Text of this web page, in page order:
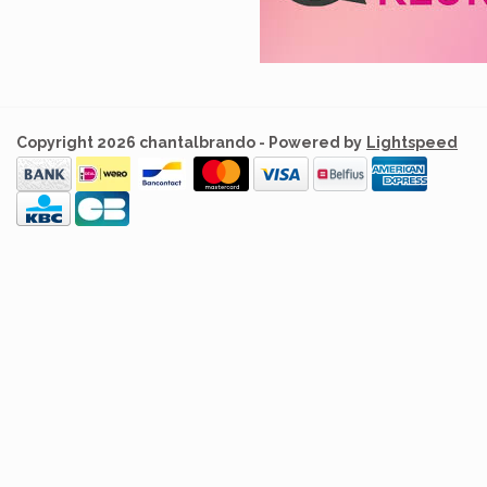
Copyright 2026 chantalbrando - Powered by Lightspeed